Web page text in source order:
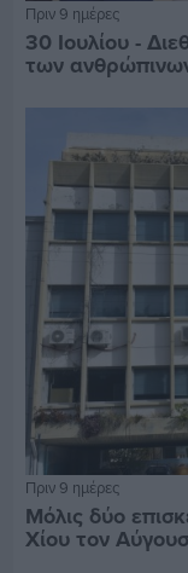
Πριν 9 ημέρες
30 Ιουλίου -
των
Πριν 9 ημέρες
Μόλις δύο
Χίου τον